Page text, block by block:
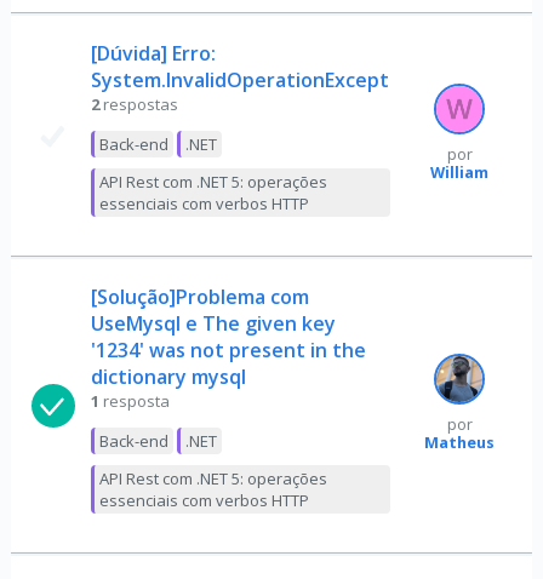
[Dúvida] Erro:
System.InvalidOperationException
2 respostas
Back-end
.NET
API Rest com .NET 5: operações
essenciais com verbos HTTP
por
William
[Solução]Problema com
UseMysql e The given key
'1234' was not present in the
dictionary mysql
1 resposta
Back-end
.NET
API Rest com .NET 5: operações
essenciais com verbos HTTP
por
Matheus